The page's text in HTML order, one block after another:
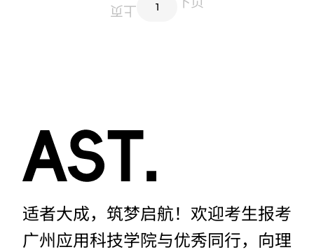
上页 1
适者大成，筑梦启航！欢迎考生报考
广州应用科技学院与优秀同行，向理